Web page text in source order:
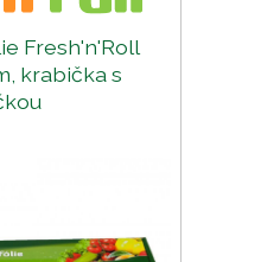
Fresh'n'Roll
krabička s